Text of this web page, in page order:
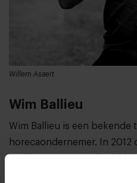
Willem Asaert
Wim Ballieu
Wim Ballieu is een bekende
horecaondernemer. In
traditionele gehaktbal